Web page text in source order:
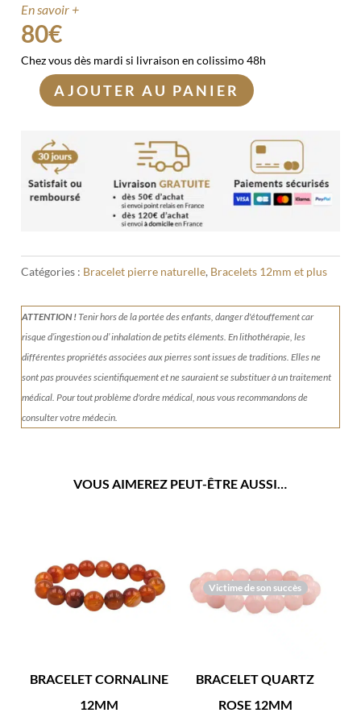
En savoir +
80€
Chez vous dès mardi si livraison en colissimo 48h
quantité
Bracelet
Malachite
12mm
AJOUTER AU PANIER
Catégories : Bracelet pierre naturelle, Bracelets 12mm et plus
ATTENTION !Tenirhors de la portée des enfants, danger d'étouffement car
risque d’ingestion ou d’ inhalation de petits éléments.En lithothérapie, les
différentes propriétés associées aux pierres sont issues de traditions. Elles ne
sont pas prouvées scientifiquement et ne sauraient se substituer à un traitement
médical. Pour tout problème d'ordre médical, nous vous recommandons de
consulter votre médecin.
VOUS AIMEREZ PEUT-ÊTRE AUSSI…
BRACELET CORNALINE
12MM
Victime de son succès
BRACELET QUARTZ
ROSE 12MM